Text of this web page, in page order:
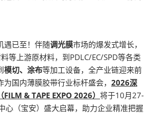
遇已至！伴随调光膜市场的爆发式增长，
等上游原材料，到PDLC/EC/SPD等各类
模切、涂布等加工设备，全产业链迎来前
国内薄膜胶带行业标杆盛会， 2026深
& TAPE EXPO 2026） 将于10月27-
心（宝安）盛大启幕，助力企业精准把握